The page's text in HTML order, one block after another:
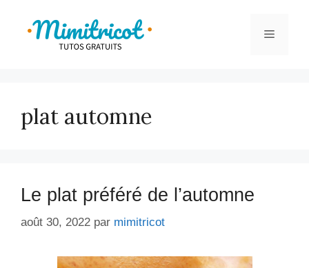
contenu
Menu
plat automne
Le plat préféré de l’automne
août 30, 2022 par mimitricot